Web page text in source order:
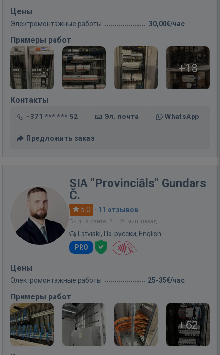
Цены
Электромонтажные работы 30,00€/час
Примеры работ
+18
Контакты
+371 *** *** 52 Эл. почта WhatsApp
Предложить заказ
SIA "Provinciāls" Gundars
Č.
5.0 · 11 отзывов
Был на сайте: 2 ч. 24 мин. назад
Latviski, По-русски, English
PRO
Цены
Электромонтажные работы 25-35€/час
Примеры работ
+62